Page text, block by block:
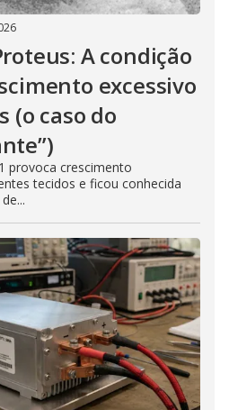
A condição
excessivo
(o caso do
provoca crescimento
tecidos e ficou conhecida